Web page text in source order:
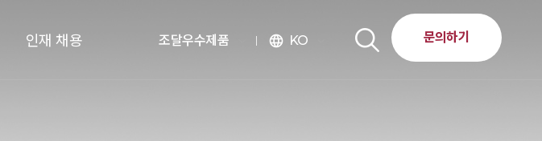
인재 채용 조달우수제품 language KO 문의하기